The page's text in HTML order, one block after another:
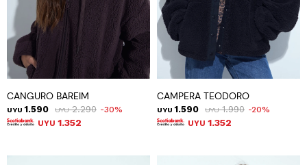
CANGURO BAREIM
UYU 1.590 UYU 2.290 30
UYU 1.352
CAMPERA TEODORO
UYU 1.590 UYU 1.990 20
UYU 1.352